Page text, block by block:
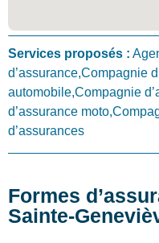
Services proposés :
d’assurance,Compagnie
automobile,Compagnie
d’assurance
d’assurances
Formes
Sainte-